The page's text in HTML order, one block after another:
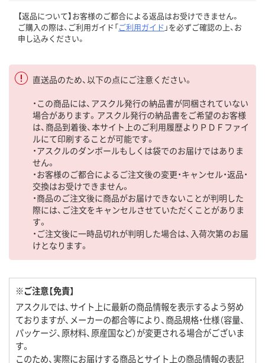
【返品について】お客様のご都合による返品はお受けできません。
ご購入の際は、ご利用ガイド「ご利用ガイド 」を必ずご確認の上、お
申し込みください。
直送品のため、以下の点にご注意ください。
・この商品には、アスクル発行の納品書が同梱されていない
場合があります。アスクル発行の納品書をご希望のお客様
は、商品到着後、本サイト上のご利用履歴よりＰＤＦファイ
ルにて印刷することが可能です。
・アスクルのダンボールもしくは袋でのお届けではありま
せん。
・お客様のご都合によるご注文後の変更・キャンセル・返品・
交換はお受けできません。
・商品のご注文後に商品がお届けできないことが判明した
際には、ご注文をキャンセルさせていただくことがありま
す。
・ご注文後に一時品切れが判明した場合は、入荷次第のお届
けとなります。
※ご注意【免責】
アスクルでは、サイト上に最新の商品情報を表示するよう努め
ておりますが、メーカーの都合等により、商品規格・仕様（容量、
パッケージ、原材料、原産国など）が変更される場合がございま
す。
このため、実際にお届けする商品とサイト上の商品情報の表記